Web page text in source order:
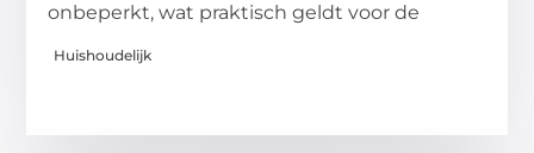
onbeperkt, wat praktisch geldt voor de
Huishoudelijk